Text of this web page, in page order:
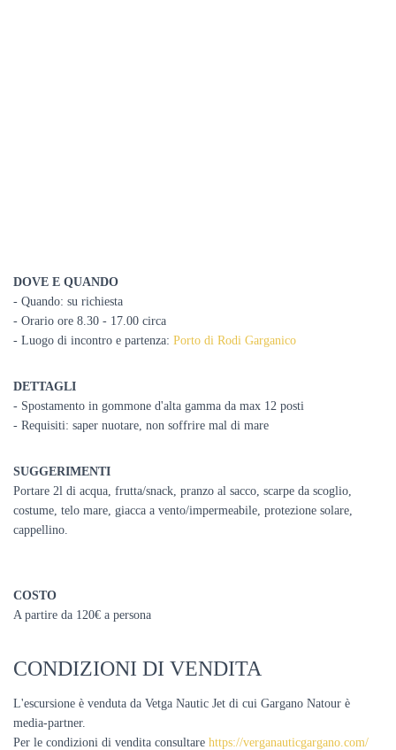
DOVE E QUANDO
- Quando: su richiesta
- Orario ore 8.30 - 17.00 circa
- Luogo di incontro e partenza: Porto di Rodi Garganico
DETTAGLI
- Spostamento in gommone d'alta gamma da max 12 posti
- Requisiti: saper nuotare, non soffrire mal di mare
SUGGERIMENTI
Portare 2l di acqua, frutta/snack, pranzo al sacco, scarpe da scoglio,
costume, telo mare, giacca a vento/impermeabile, protezione solare,
cappellino.
COSTO
A partire da 120€ a persona
CONDIZIONI DI VENDITA
L'escursione è venduta da Vetga Nautic Jet di cui Gargano Natour è
media-partner.
Per le condizioni di vendita consultare https://verganauticgargano.com/